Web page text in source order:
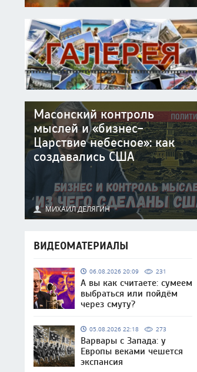
Масонский контроль
мыслей и «бизнес-
Царствие небесное»: как
создавались США
МИХАИЛ ДЕЛЯГИН
ВИДЕОМАТЕРИАЛЫ
06.08.2026 20:09 231
А вы как считаете: сумеем
выбраться или пойдём
через смуту?
05.08.2026 22:18 273
Варвары с Запада: у
Европы веками чешется
экспансия